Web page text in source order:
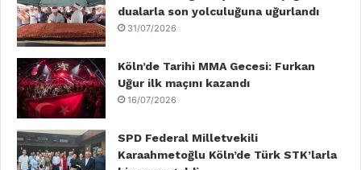
k
n
dualarla son yolculuğuna uğurlandı
31/07/2026
Köln’de Tarihi MMA Gecesi: Furkan
Uğur ilk maçını kazandı
16/07/2026
SPD Federal Milletvekili
Karaahmetoğlu Köln’de Türk STK’larla